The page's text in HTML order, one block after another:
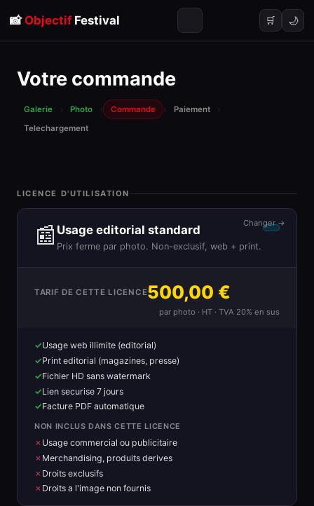
📸 ObjectifFestival 🛒 🌙
Votre commande
Galerie › Photo › Commande › Paiement
›
Telechargement
LICENCE D'UTILISATION
📰 Usage editorial standard
Prix ferme par photo. Non-exclusif, web + print.
Changer →
TARIF DE CETTE LICENCE500,00 €
par photo · HT · TVA 20% en sus
Usage web illimite (editorial)
Print editorial (magazines, presse)
Fichier HD sans watermark
Lien securise 7 jours
Facture PDF automatique
NON INCLUS DANS CETTE LICENCE
Usage commercial ou publicitaire
Merchandising, produits derives
Droits exclusifs
Droits a l'image non fournis